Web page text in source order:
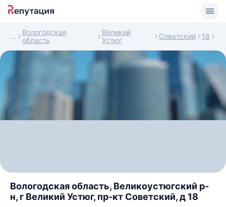
Вологодская
область
Великий
Устюг
Советский 18
Вологодская область, Великоустюгский р-
н, г Великий Устюг, пр-кт Советский, д 18